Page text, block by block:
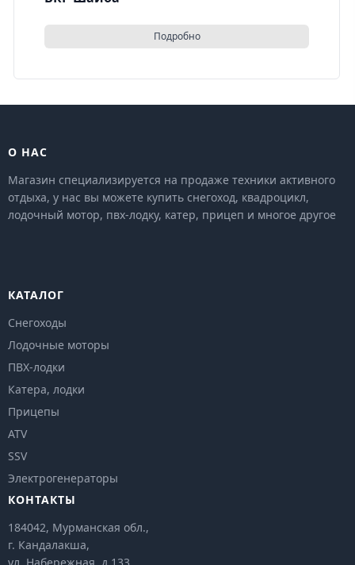
Подробно
О НАС
Магазин специализируется на продаже техники активного
отдыха, у нас вы можете купить снегоход, квадроцикл,
лодочный мотор, пвх-лодку, катер, прицеп и многое другое
КАТАЛОГ
Снегоходы
Лодочные моторы
ПВХ-лодки
Катера, лодки
Прицепы
ATV
SSV
Электрогенераторы
КОНТАКТЫ
184042, Мурманская обл.,
г. Кандалакша,